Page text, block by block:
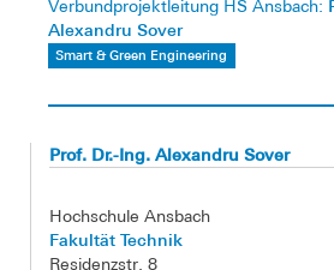
Verbundprojektleitung HS Ansbach:
Alexandru Sover
Smart & Green Engineering
Prof. Dr.-Ing. Alexandru Sover
Hochschule Ansbach
Fakultät Technik
Residenzstr. 8